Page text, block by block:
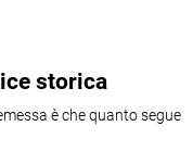
storica
è che quanto segue